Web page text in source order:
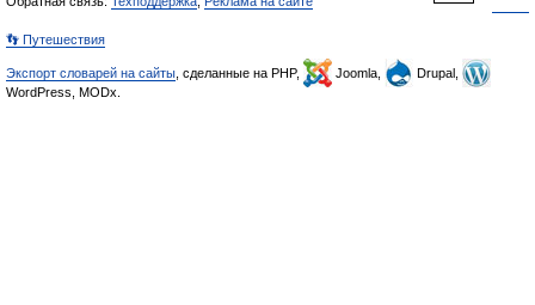
👣 Путешествия
Экспорт словарей на сайты , сделанные на PHP, Joomla,
Drupal,
WordPress, MODx.